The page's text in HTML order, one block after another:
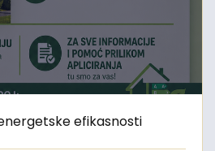
efikasnosti